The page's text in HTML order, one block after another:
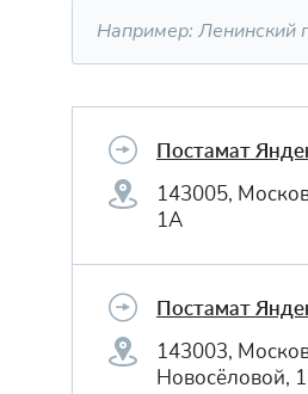
Постамат
143005,
1А
Постамат
143003,
Новосёловой,